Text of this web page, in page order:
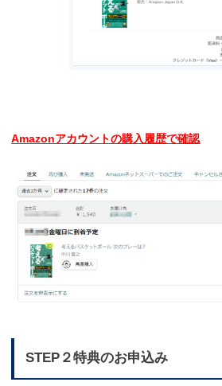
Amazonアカウントの購入履歴で確認
STEP２特典のお申込み